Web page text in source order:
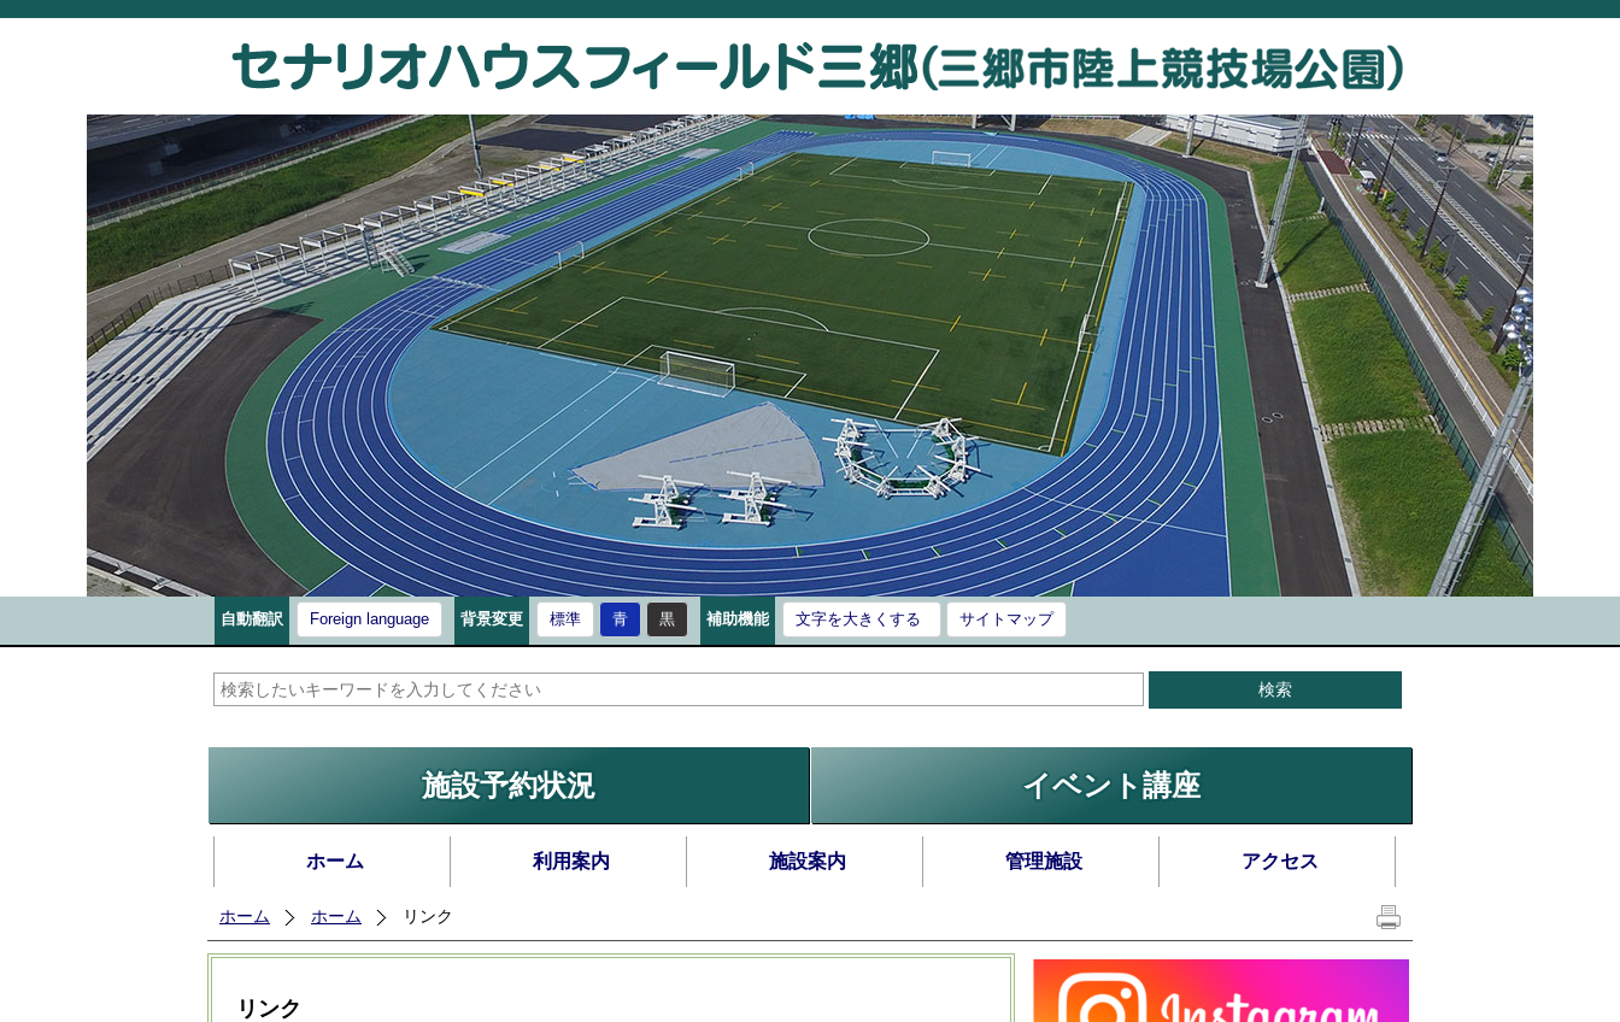
自動翻訳 Foreign language 背景変更 標準 青 黒 補助機能 文字を大きくする サイトマップ
施設予約状況 イベント講座
ホーム 利用案内 施設案内 管理施設 アクセス
ホーム ホーム リンク
リンク